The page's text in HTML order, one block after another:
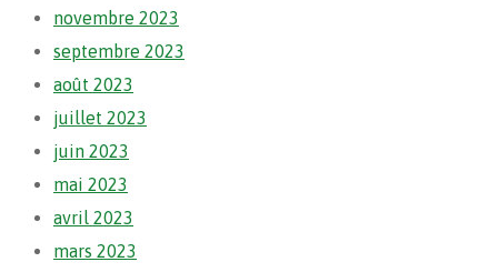
novembre 2023
septembre 2023
août 2023
juillet 2023
juin 2023
mai 2023
avril 2023
mars 2023